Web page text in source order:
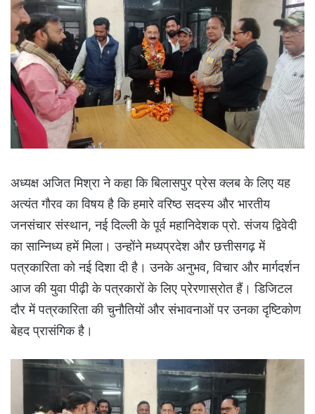
अध्यक्ष अजित मिश्रा ने कहा कि बिलासपुर प्रेस क्लब के लिए यह
अत्यंत गौरव का विषय है कि हमारे वरिष्ठ सदस्य और भारतीय
जनसंचार संस्थान, नई दिल्ली के पूर्व महानिदेशक प्रो. संजय द्विवेदी
का सान्निध्य हमें मिला। उन्होंने मध्यप्रदेश और छत्तीसगढ़ में
पत्रकारिता को नई दिशा दी है। उनके अनुभव, विचार और मार्गदर्शन
आज की युवा पीढ़ी के पत्रकारों के लिए प्रेरणास्रोत हैं। डिजिटल
दौर में पत्रकारिता की चुनौतियों और संभावनाओं पर उनका दृष्टिकोण
बेहद प्रासंगिक है।